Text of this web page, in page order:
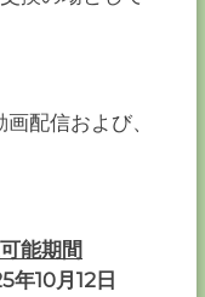
配信および、
能期間
10月12日